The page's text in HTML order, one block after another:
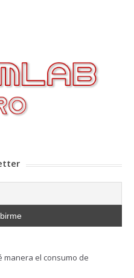
manera el consumo de